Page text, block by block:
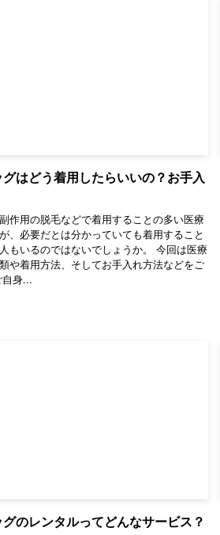
はどう着用したらいいの？お手入
作用の脱毛などで着用することの多い医療
、必要だとは分かっていても着用すること
もいるのではないでしょうか。 今回は医療
や着用方法、そしてお手入れ方法などをご
身...
のレンタルってどんなサービス？